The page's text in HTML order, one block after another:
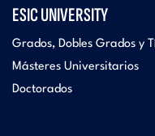
ESIC UNIVERSITY
Grados, Dobles Grados y
Másteres Universitarios
Doctorados